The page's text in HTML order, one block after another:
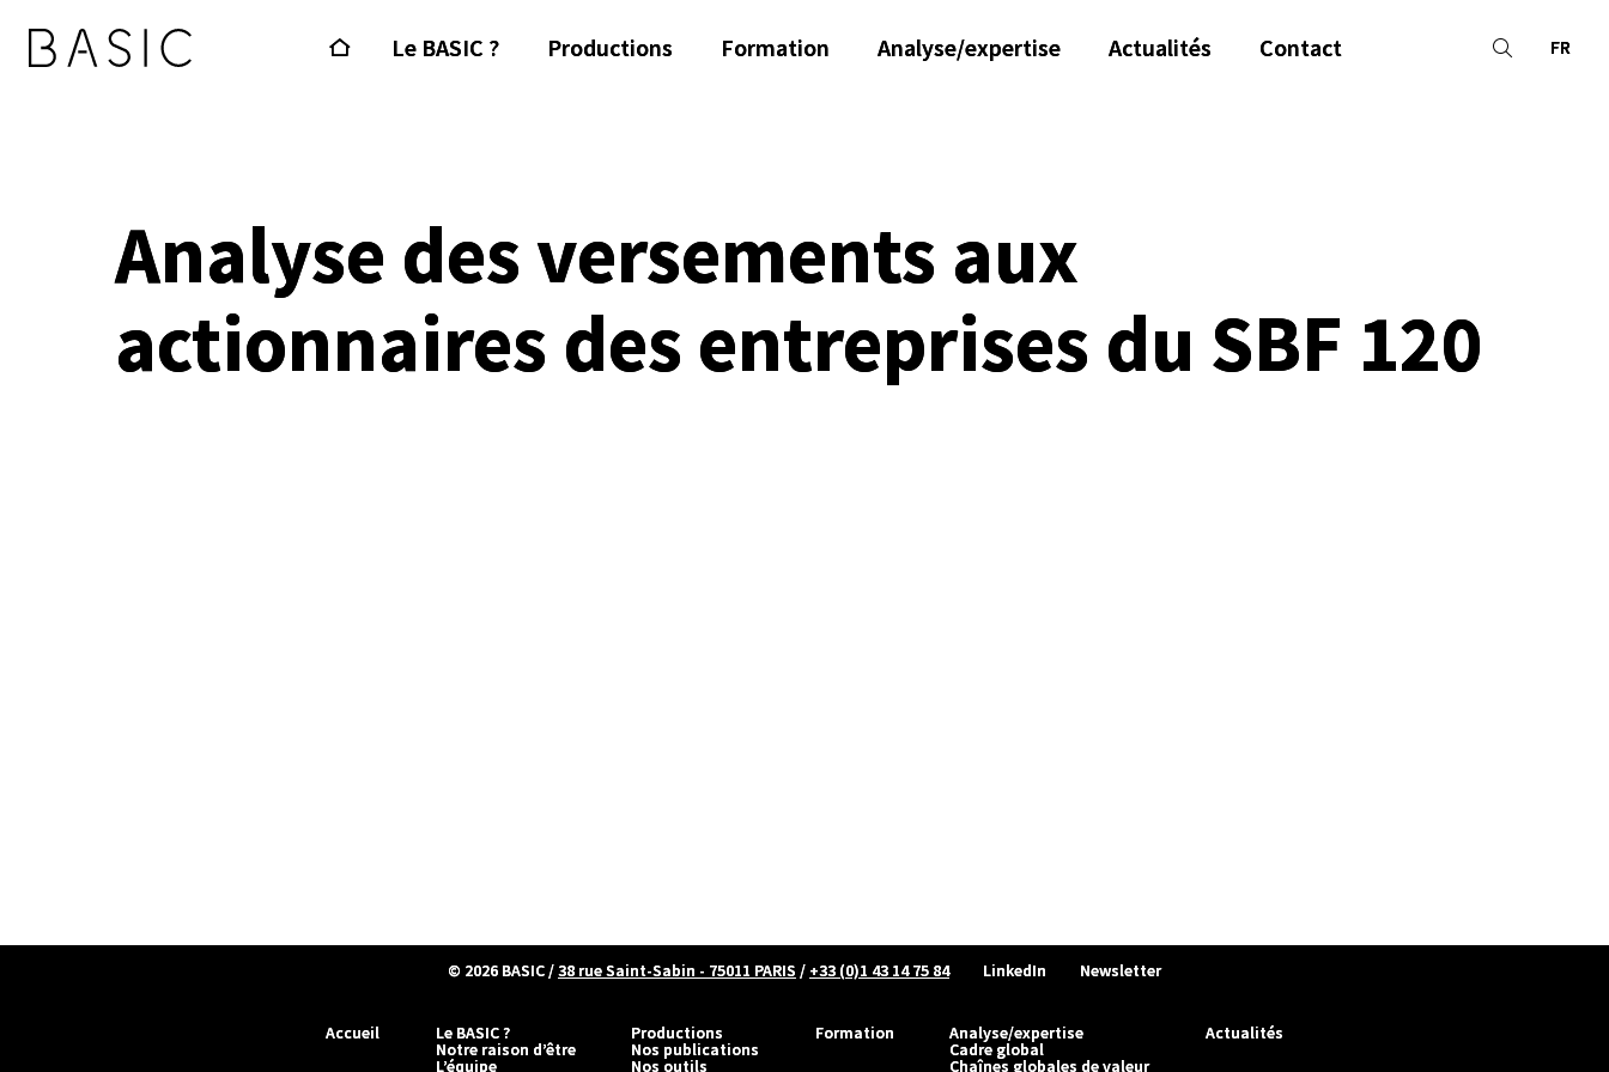
Le BASIC ? Productions Formation Analyse/expertise Actualités Contact FR
Analyse des versements aux
actionnaires des entreprises du SBF 120
© 2026 BASIC/38 rue Saint-Sabin - 75011 PARIS / +33 (0)1 43 14 75 84 LinkedIn Newsletter
Accueil Le BASIC ?
Notre raison d’être
L’équipe
Productions
Nos publications
Nos outils
Formation Analyse/expertise
Cadre global
Chaînes globales de valeur
Actualités